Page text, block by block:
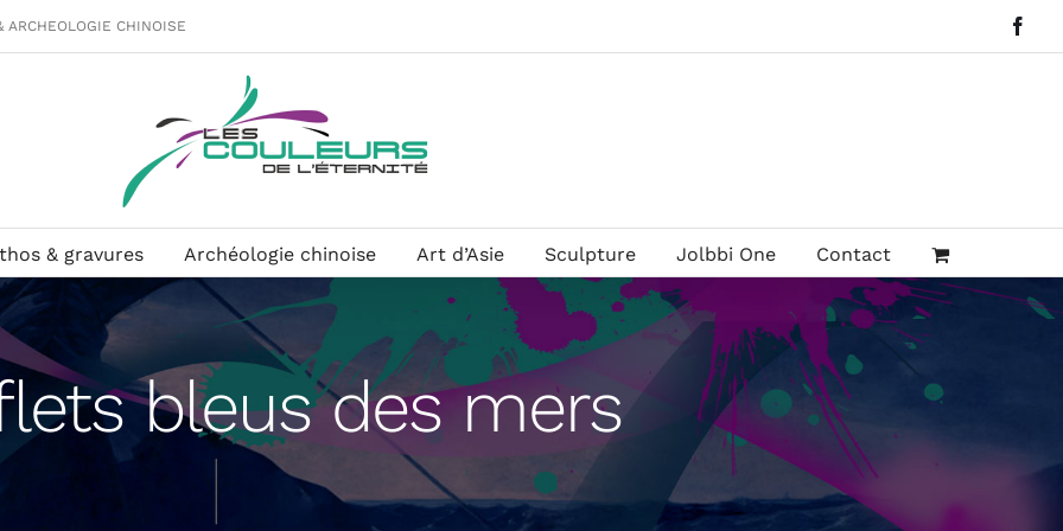
ARCHEOLOGIE CHINOISE
& gravures Archéologie chinoise Art d’Asie Sculpture Jolbbi One Contact
bleus des mers